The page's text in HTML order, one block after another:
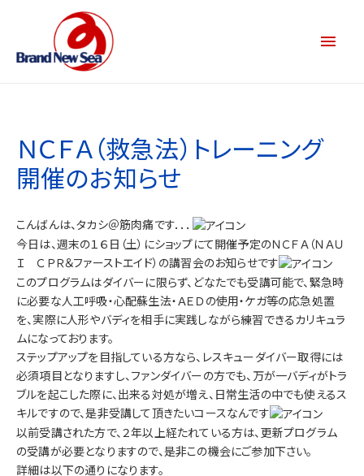
ＮＣＦＡ（救急法）トレーニング
開催のお知らせ
こんばんは、タカシ＠筋肉痛です．．．
今日は、週末の１６日（土）にショップにて開催予定のＮＣＦＡ（ＮＡＵ
Ｉ ＣＰＲ＆ファーストエイド）の講習会のお知らせです
このプログラムはダイバーに限らず、どなたでも受講可能で、緊急時
に必要な人工呼吸・心配蘇生法・ＡＥＤの使用・ケガ等の応急処置
を、実際に人形やバディを相手に実践しながら練習できるカリキュラ
ムになっております。
ステップアップを目指している方なら、レスキューダイバー取得には
必須項目となりますし、ファンダイバーの方でも、万が一バディがトラ
ブルを起こした際に、出来る対処が増え、日常生活の中でも使えるス
キルですので、是非受講して頂きたいコースなんです
以前受講された方で、２年以上経たれている方は、更新プログラム
の受講が必要となりますので、是非この機会にご参加下さい。
詳細は以下の通りになります。